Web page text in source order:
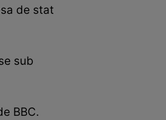
de stat
sub
BBC.